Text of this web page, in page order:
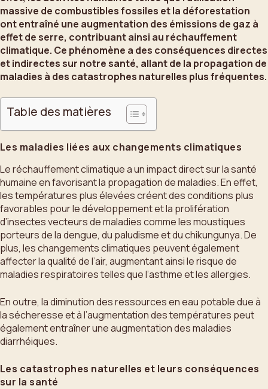
massive de combustibles fossiles et la déforestation
ont entraîné une augmentation des émissions de gaz à
effet de serre, contribuant ainsi au réchauffement
climatique. Ce phénomène a des conséquences directes
et indirectes sur notre santé, allant de la propagation de
maladies à des catastrophes naturelles plus fréquentes.
Table des matières
Les maladies liées aux changements climatiques
Le réchauffement climatique a un impact direct sur la santé
humaine en favorisant la propagation de maladies. En effet,
les températures plus élevées créent des conditions plus
favorables pour le développement et la prolifération
d’insectes vecteurs de maladies comme les moustiques
porteurs de la dengue, du paludisme et du chikungunya. De
plus, les changements climatiques peuvent également
affecter la qualité de l’air, augmentant ainsi le risque de
maladies respiratoires telles que l’asthme et les allergies.
En outre, la diminution des ressources en eau potable due à
la sécheresse et à l’augmentation des températures peut
également entraîner une augmentation des maladies
diarrhéiques.
Les catastrophes naturelles et leurs conséquences
sur la santé